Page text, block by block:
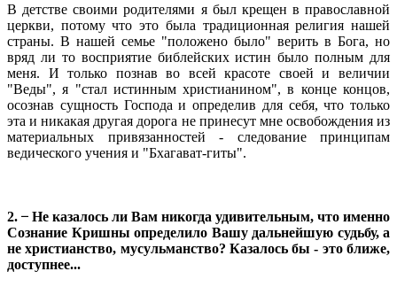
В детстве своими родителями я был крещен в православной
церкви, потому что это была традиционная религия нашей
страны. В нашей семье "положено было" верить в Бога, но
вряд ли то восприятие библейских истин было полным для
меня. И только познав во всей красоте своей и величии
"Веды", я "стал истинным христианином", в конце концов,
осознав сущность Господа и определив для себя, что только
эта и никакая другая дорога не принесут мне освобождения из
материальных привязанностей - следование принципам
ведического учения и "Бхагават-гиты".
2. ̶ Не казалось ли Вам никогда удивительным, что именно
Сознание Кришны определило Вашу дальнейшую судьбу, а
не христианство, мусульманство? Казалось бы - это ближе,
доступнее...